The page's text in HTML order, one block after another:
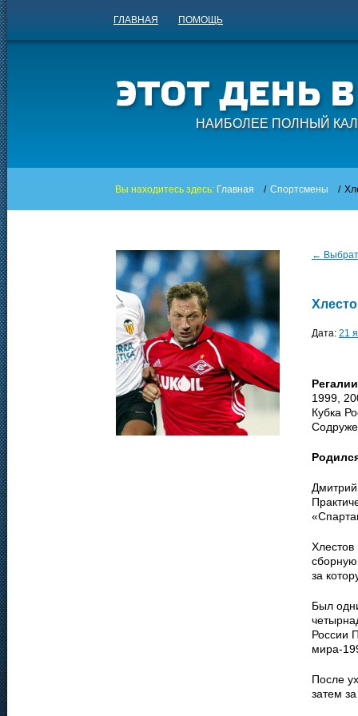
ГЛАВНАЯ ПОМОЩЬ
НАИБОЛЕЕ ПОЛНЫЙ
Вы находитесь здесь: Главная / Спортсмены /
←
Дата: 21
1999,
Кубка
за
Был
России
мира-
После
затем